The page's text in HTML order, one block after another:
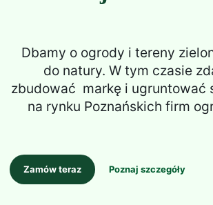
Dbamy o ogrody i tereny
do natury. W tym czasie
zbudować markę i ugruntować
na rynku Poznańskich firm
Zamów teraz Poznaj szczegóły